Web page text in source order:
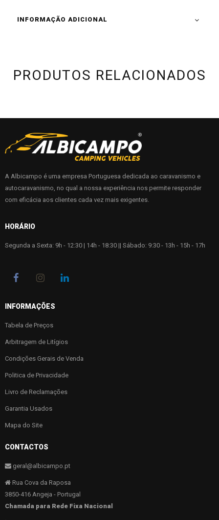
INFORMAÇÃO ADICIONAL
PRODUTOS RELACIONADOS
A Albicampo é uma empresa Portuguesa dedicada ao caravanismo e
autocaravanismo, no qual a nossa experiência nos permite responder
com eficácia aos clientes cada vez mais exigentes.
HORÁRIO
Segunda a Sexta: 9h - 12:30 | 14h - 18:30 || Sábado: 9:30 - 13h - 15h - 17h
INFORMAÇÕES
Tabela de Preços
Arbitragem de Litígios
Condições Gerais de Venda
Politica de Privacidade
Livro de Reclamações
Garantia Usados
Mapa do Site
CONTACTOS
geral@albicampo.pt
Rua Cova da Raposa
3850-416 Angeja - Portugal
Chamada para Rede Fixa Nacional